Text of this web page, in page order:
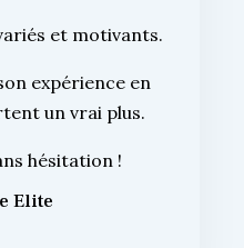
et motivants.
expérience en
un vrai plus.
hésitation !
Elite